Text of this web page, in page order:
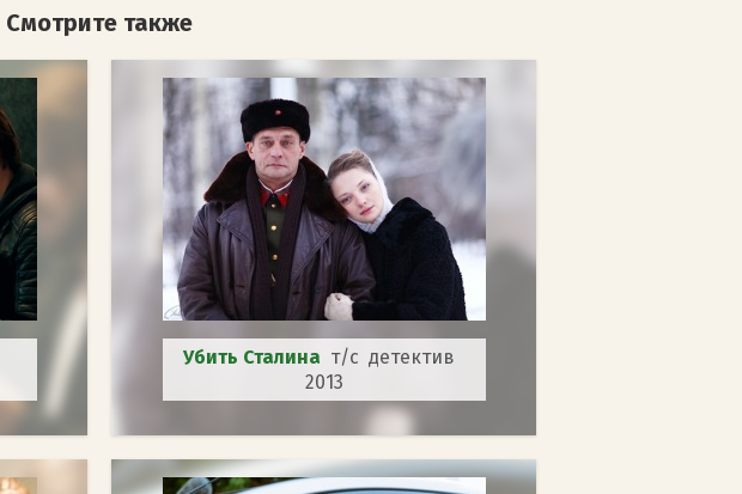
Смотрите также
Убить Сталина т/с детектив
2013